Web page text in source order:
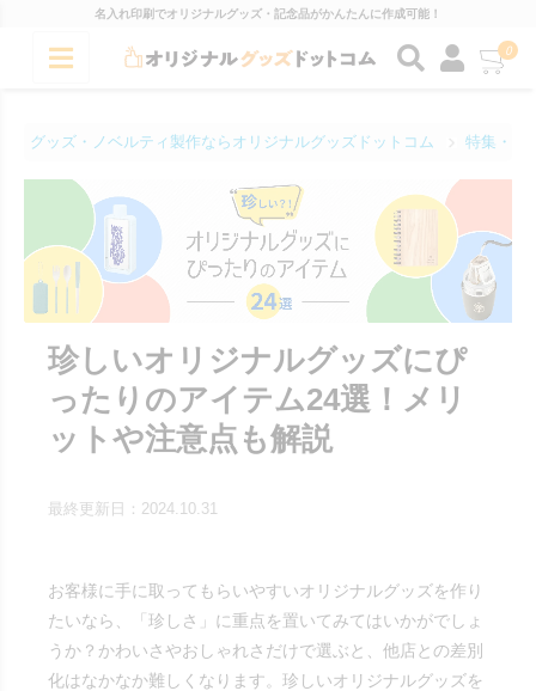
名入れ印刷でオリジナルグッズ・記念品がかんたんに作成可能！
0
グッズ・ノベルティ製作ならオリジナルグッズドットコム 特集・コ
珍しいオリジナルグッズにぴ
ったりのアイテム24選！メリ
ットや注意点も解説
最終更新日：2024.10.31
お客様に手に取ってもらいやすいオリジナルグッズを作り
たいなら、「珍しさ」に重点を置いてみてはいかがでしょ
うか？かわいさやおしゃれさだけで選ぶと、他店との差別
化はなかなか難しくなります。珍しいオリジナルグッズを